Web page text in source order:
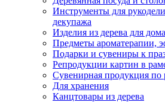
Инструменты для
декупажа
Изделия из дерева для
Предметы ароматерапии,
Подарки и сувениры к
Репродукции картин в
Сувенирная продукция по
Для хранения
Канцтовары из дерева